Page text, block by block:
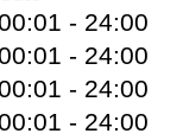
- 24:00
- 24:00
- 24:00
- 24:00